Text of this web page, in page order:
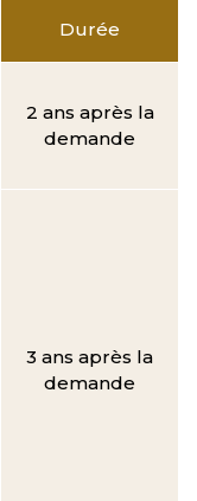
Durée
2 ans après la
demande
3 ans après la
demande